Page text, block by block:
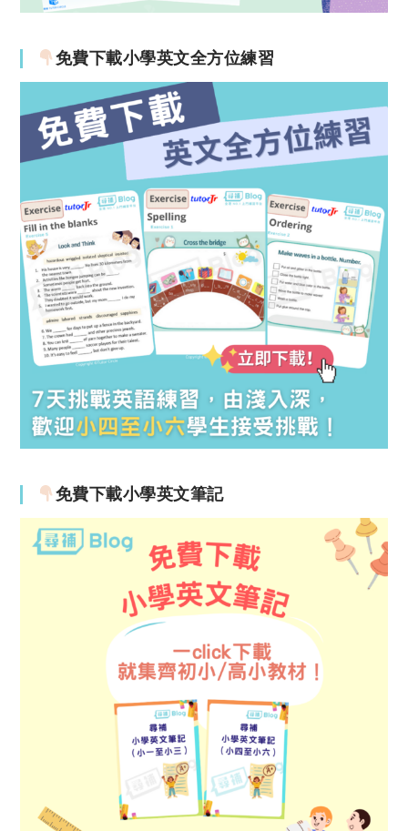
免費下載小學英文全方位練習
免費下載小學英文筆記